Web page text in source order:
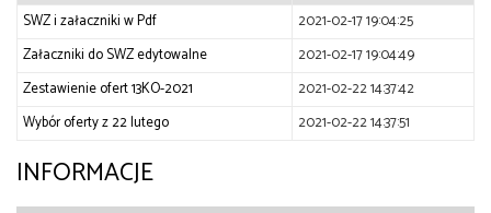
SWZ i załaczniki w Pdf
2021-02-17 19:04:25
Załaczniki do SWZ edytowalne
2021-02-17 19:04:49
Zestawienie ofert 13KO-2021
2021-02-22 14:37:42
Wybór oferty z 22 lutego
2021-02-22 14:37:51
INFORMACJE